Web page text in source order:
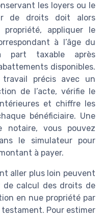
les loyers ou le
de droits doit alors
appliquer le
à l’âge du
part taxable après
disponibles.
travail précis avec un
de l’acte, vérifie le
et chiffre les
bénéficiaire. Une
vous pouvez
le simulateur pour
à payer.
aller plus loin peuvent
de calcul des droits de
en nue propriété par
Pour estimer